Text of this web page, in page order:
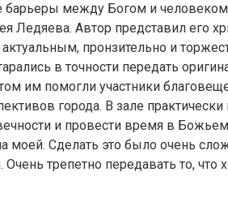
между Богом и
Ледяева. Автор представил его
пронзительно и
в точности передать
им помогли участники
города. В зале
и провести время в Божьем
Сделать это было очень
трепетно передавать то, что